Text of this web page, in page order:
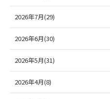
2026年7月(29)
2026年6月(30)
2026年5月(31)
2026年4月(8)